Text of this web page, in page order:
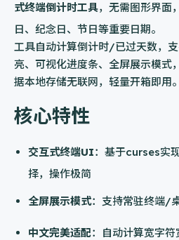
式终端倒计时工具，无需图形界面
日、纪念日、节日等重要日期。
工具自动计算倒计时/已过天数，
亮、可视化进度条、全屏展示模式
据本地存储无联网，轻量开箱即用。
核心特性
交互式终端UI：基于curses实
择，操作极简
全屏展示模式：支持常驻终端/
中文完美适配：自动计算宽字